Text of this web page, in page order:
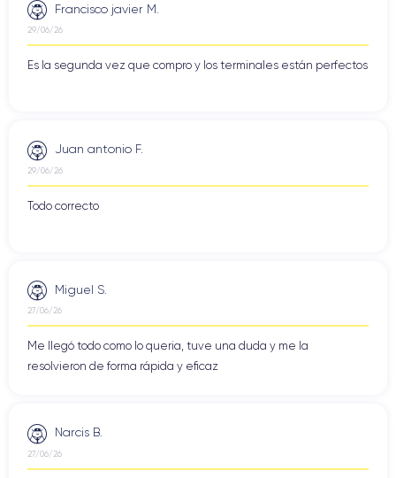
Francisco javier M.
29/06/26
Es la segunda vez que compro y los terminales están perfectos
Juan antonio F.
29/06/26
Todo correcto
Miguel S.
27/06/26
Me llegó todo como lo queria, tuve una duda y me la
resolvieron de forma rápida y eficaz
Narcis B.
27/06/26